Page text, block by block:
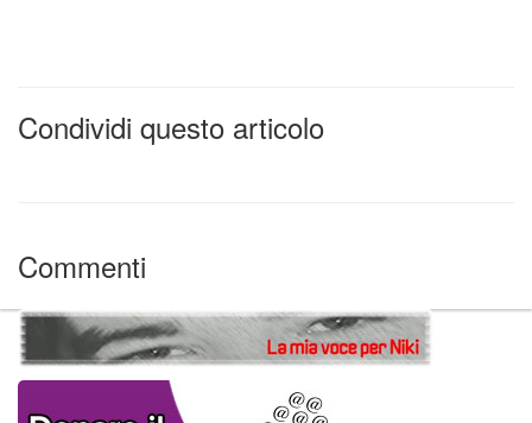
Condividi questo articolo
Commenti